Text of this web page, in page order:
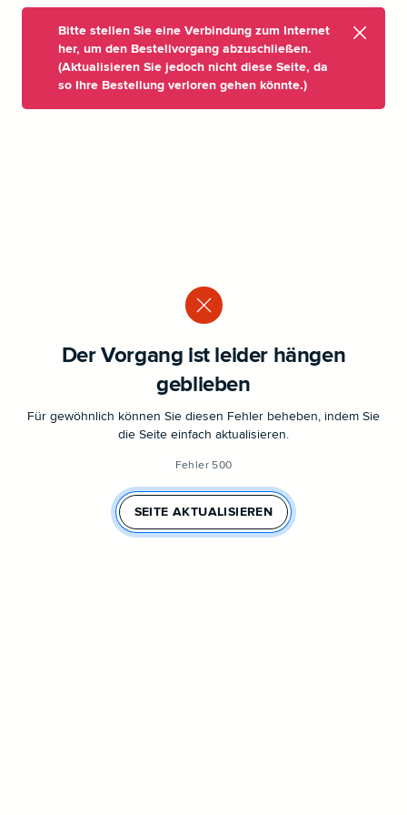
Bitte stellen Sie eine Verbindung zum Internet
her, um den Bestellvorgang abzuschließen.
(Aktualisieren Sie jedoch nicht diese Seite, da
so Ihre Bestellung verloren gehen könnte.)
Der Vorgang ist leider hängen
geblieben
Für gewöhnlich können Sie diesen Fehler beheben, indem Sie
die Seite einfach aktualisieren.
Fehler 500
SEITE AKTUALISIEREN